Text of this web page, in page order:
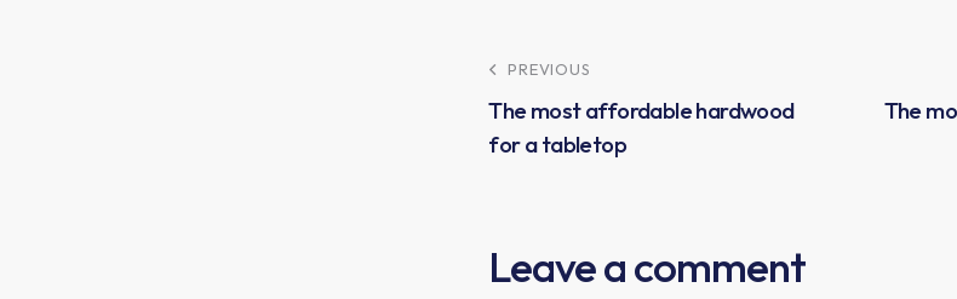
PREVIOUS
The most affordable hardwood
for a tabletop
The
Leave a comment